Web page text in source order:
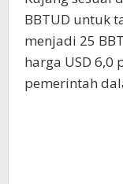
BBTUD untuk
menjadi 25
harga USD 6,0
pemerintah